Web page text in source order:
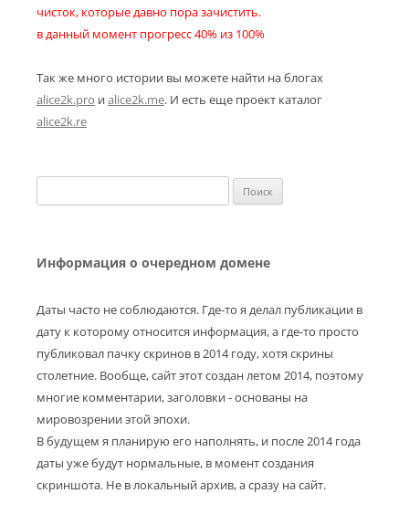
чисток, которые давно пора зачистить.
в данный момент прогресс 40% из 100%
Так же много истории вы можете найти на блогах
alice2k.pro иalice2k.me. И есть еще проект каталог
alice2k.re
Информация о очередном домене
Даты часто не соблюдаются. Где-то я делал публикации в
дату к которому относится информация, а где-то просто
публиковал пачку скринов в 2014 году, хотя скрины
столетние. Вообще, сайт этот создан летом 2014, поэтому
многие комментарии, заголовки - основаны на
мировозрении этой эпохи.
В будущем я планирую его наполнять, и после 2014 года
даты уже будут нормальные, в момент создания
скриншота. Не в локальный архив, а сразу на сайт.